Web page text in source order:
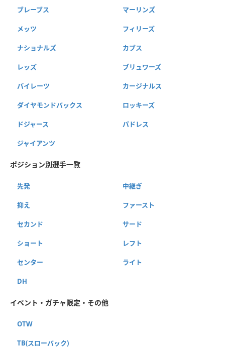
ブレーブス マーリンズ
メッツ フィリーズ
ナショナルズ カブス
レッズ ブリュワーズ
パイレーツ カージナルス
ダイヤモンドバックス ロッキーズ
ドジャース パドレス
ジャイアンツ
ポジション別選手一覧
先発 中継ぎ
抑え ファースト
セカンド サード
ショート レフト
センター ライト
DH
イベント・ガチャ限定・その他
OTW
TB(スローバック)